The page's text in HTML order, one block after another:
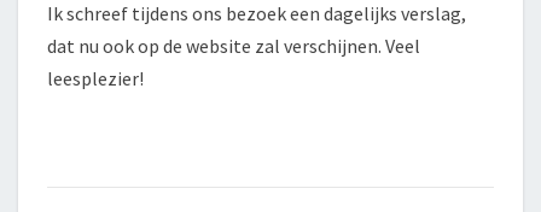
Ik schreef tijdens ons bezoek een dagelijks verslag,
dat nu ook op de website zal verschijnen. Veel
leesplezier!